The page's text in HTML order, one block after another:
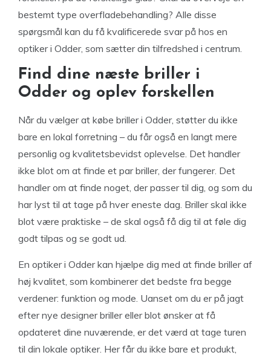
bestemt type overfladebehandling? Alle disse
spørgsmål kan du få kvalificerede svar på hos en
optiker i Odder, som sætter din tilfredshed i centrum.
Find dine næste briller i
Odder og oplev forskellen
Når du vælger at købe briller i Odder, støtter du ikke
bare en lokal forretning – du får også en langt mere
personlig og kvalitetsbevidst oplevelse. Det handler
ikke blot om at finde et par briller, der fungerer. Det
handler om at finde noget, der passer til dig, og som du
har lyst til at tage på hver eneste dag. Briller skal ikke
blot være praktiske – de skal også få dig til at føle dig
godt tilpas og se godt ud.
En optiker i Odder kan hjælpe dig med at finde briller af
høj kvalitet, som kombinerer det bedste fra begge
verdener: funktion og mode. Uanset om du er på jagt
efter nye designer briller eller blot ønsker at få
opdateret dine nuværende, er det værd at tage turen
til din lokale optiker. Her får du ikke bare et produkt,